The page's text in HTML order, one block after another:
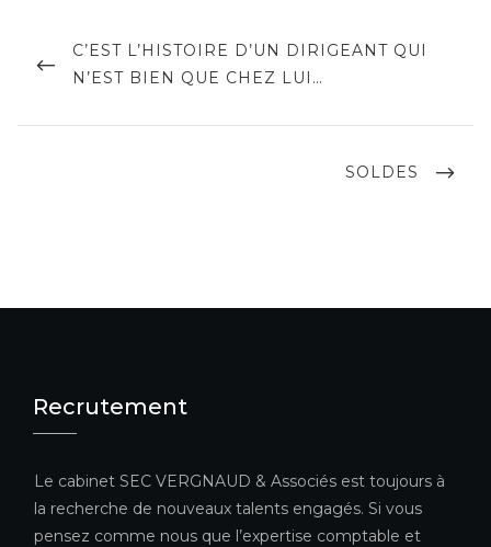
l’article
PREVIOUS
POST
C’EST L’HISTOIRE D’UN DIRIGEANT QUI
N’EST BIEN QUE CHEZ LUI…
NEXT
SOLDES
Recrutement
Le cabinet SEC VERGNAUD & Associés est toujours à
la recherche de nouveaux talents engagés. Si vous
pensez comme nous que l’expertise comptable et